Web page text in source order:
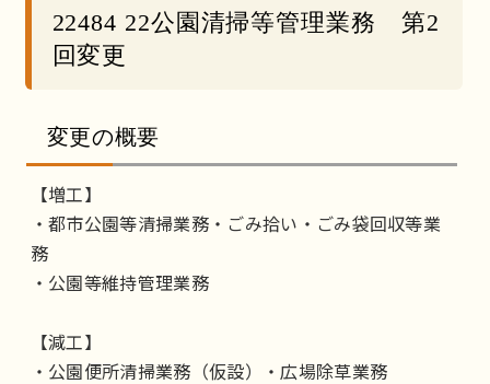
22484 22公園清掃等管理業務 第2
回変更
変更の概要
【増工】
・都市公園等清掃業務・ごみ拾い・ごみ袋回収等業
務
・公園等維持管理業務
【減工】
・公園便所清掃業務（仮設）・広場除草業務